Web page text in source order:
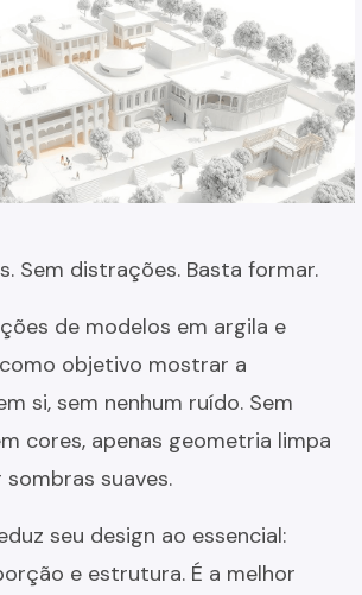
Sem distrações. Basta formar.
de modelos em argila e
objetivo mostrar a
si, sem nenhum ruído. Sem
cores, apenas geometria limpa
suaves.
seu design ao essencial:
e estrutura. É a melhor